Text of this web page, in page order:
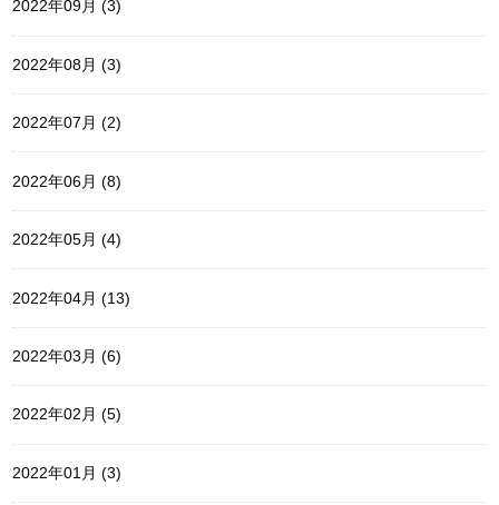
2022年09月 (3)
2022年08月 (3)
2022年07月 (2)
2022年06月 (8)
2022年05月 (4)
2022年04月 (13)
2022年03月 (6)
2022年02月 (5)
2022年01月 (3)